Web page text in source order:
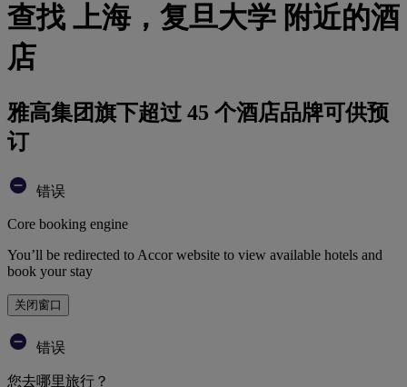
查找 上海，复旦大学 附近的酒
店
雅高集团旗下超过 45 个酒店品牌可供预
订
错误
Core booking engine
You’ll be redirected to Accor website to view available hotels and
book your stay
关闭窗口
错误
您去哪里旅行？